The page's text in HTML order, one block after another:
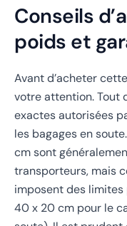
Conseils
poids et
Avant d’acheter
votre attention. Tout
exactes autorisées
les bagages en
cm sont
transporteurs, mais
imposent des
40 x 20 cm pour le